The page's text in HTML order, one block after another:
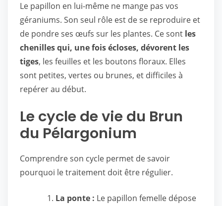
Le papillon en lui-même ne mange pas vos
géraniums. Son seul rôle est de se reproduire et
de pondre ses œufs sur les plantes. Ce sont les
chenilles qui, une fois écloses, dévorent les
tiges, les feuilles et les boutons floraux. Elles
sont petites, vertes ou brunes, et difficiles à
repérer au début.
Le cycle de vie du Brun
du Pélargonium
Comprendre son cycle permet de savoir
pourquoi le traitement doit être régulier.
La ponte : Le papillon femelle dépose